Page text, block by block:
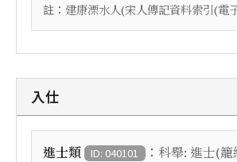
註： 建康溧水人(宋人傳記資料索引(電
入仕
進士類 ID: 040101 ： 科舉: 進士(籠